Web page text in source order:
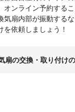
オンライン予約する
気扇内部が振動する
を依頼しましょう！
扇の交換・取り付け